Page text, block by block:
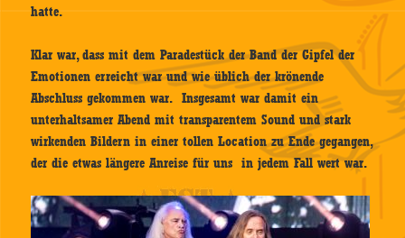
hatte.
Klar war, dass mit dem Paradestück der Band der Gipfel der
Emotionen erreicht war und wie üblich der krönende
Abschluss gekommen war. Insgesamt war damit ein
unterhaltsamer Abend mit transparentem Sound und stark
wirkenden Bildern in einer tollen Location zu Ende gegangen,
der die etwas längere Anreise für uns in jedem Fall wert war.